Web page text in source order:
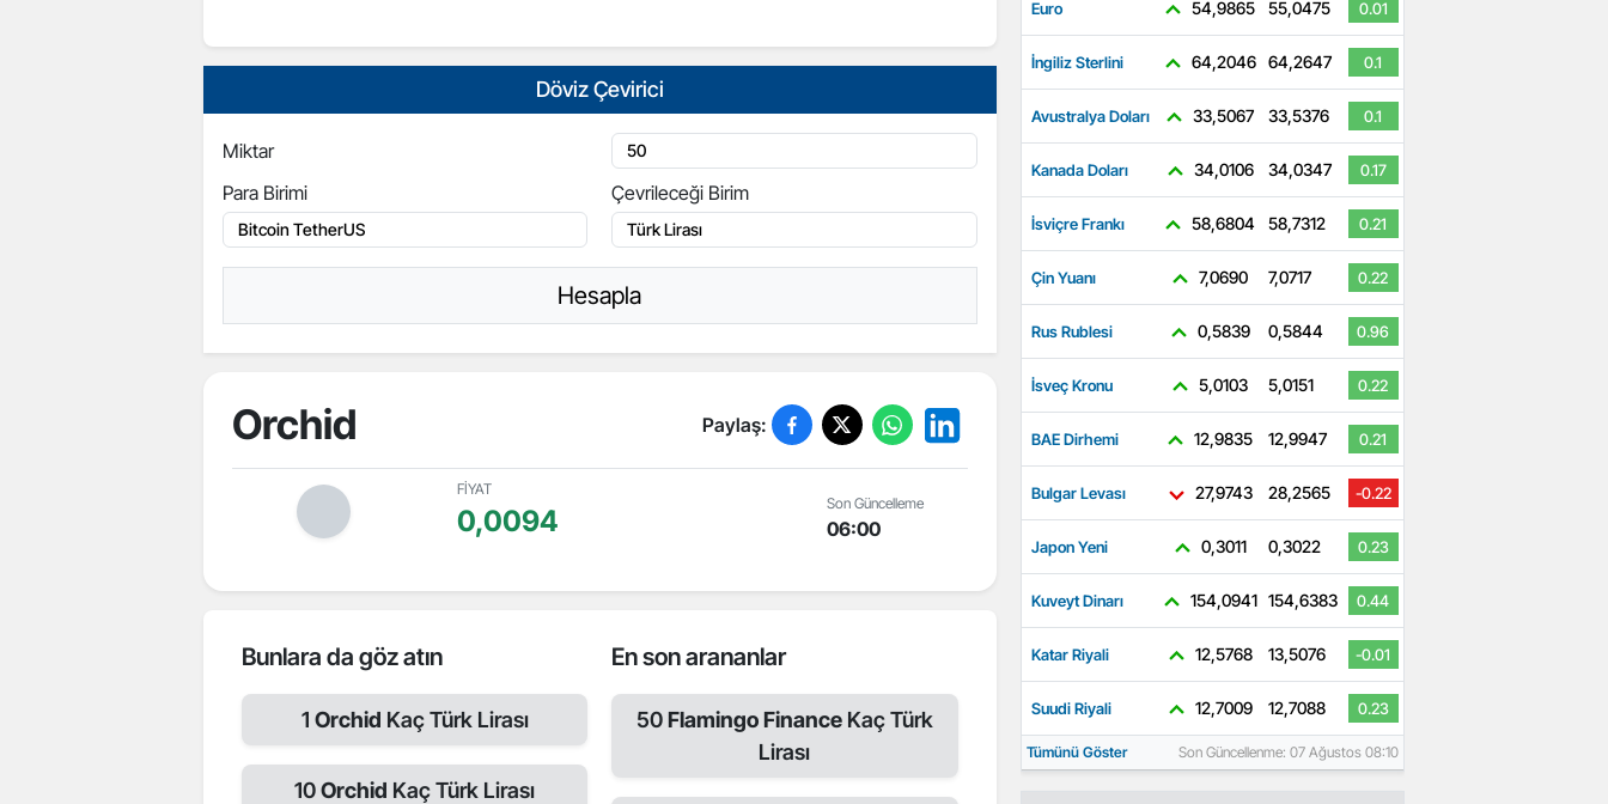
Döviz Çevirici
Miktar
Para Birimi
Çevrileceği Birim
Hesapla
Orchid Paylaş:
FİYAT
0,0094
Son Güncelleme
06:00
Bunlara da göz atın
1 Orchid Kaç Türk Lirası
10Orchid Kaç Türk Lirası
En son arananlar
50Flamingo Finance Kaç Türk
Lirası
Euro 54,9865 55,0475 0.01
İngiliz Sterlini 64,2046 64,2647 0.1
Avustralya Doları 33,5067 33,5376 0.1
Kanada Doları 34,0106 34,0347 0.17
İsviçre Frankı 58,6804 58,7312 0.21
Çin Yuanı 7,0690 7,0717 0.22
Rus Rublesi 0,5839 0,5844 0.96
İsveç Kronu 5,0103 5,0151 0.22
BAE Dirhemi 12,9835 12,9947 0.21
Bulgar Levası 27,9743 28,2565 -0.22
Japon Yeni 0,3011 0,3022 0.23
Kuveyt Dinarı 154,0941 154,6383 0.44
Katar Riyali 12,5768 13,5076 -0.01
Suudi Riyali 12,7009 12,7088 0.23
Tümünü Göster Son Güncellenme: 07 Ağustos 08:10